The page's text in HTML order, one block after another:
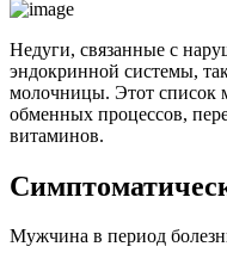
Недуги, связанные с
эндокринной системы,
молочницы. Этот список
обменных процессов,
витаминов.
Мужчина в период